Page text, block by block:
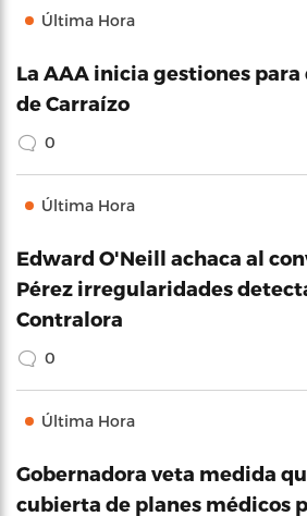
Última Hora
La AAA inicia gestiones para
de Carraízo
0
Última Hora
Edward O'Neill achaca al
Pérez irregularidades
Contralora
0
Última Hora
Gobernadora veta medida
cubierta de planes médicos